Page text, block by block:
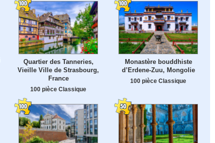
Quartier des Tanneries,
Vieille Ville de Strasbourg,
France
100 pièce Classique
Monastère bouddhiste
d’Erdene-Zuu, Mongolie
100 pièce Classique